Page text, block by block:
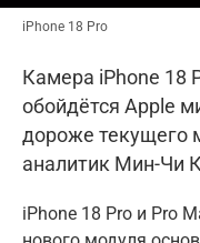
iPhone 18 Pro
Камера iPhone 18
обойдётся Apple
дороже текущего
аналитик Мин-Чи
iPhone 18 Pro и Pro